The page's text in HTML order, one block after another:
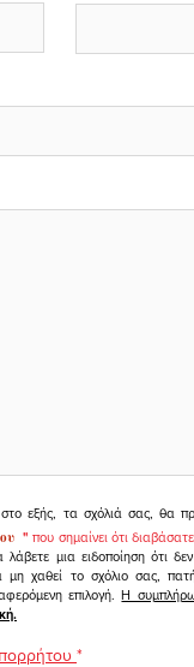
εξής, τα σχόλιά σας, θα
" που σημαίνει ότι διαβάσατε
μια ειδοποίηση ότι
μη χαθεί το σχόλιο σας,
επιλογή.Η
*